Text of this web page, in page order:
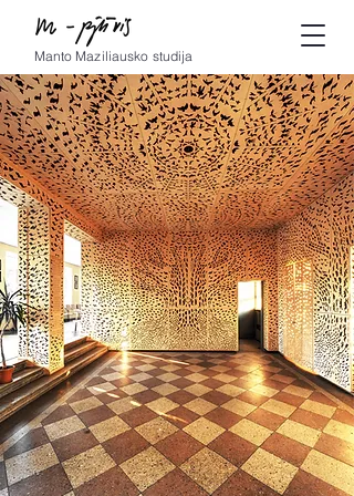
Manto Maziliausko studija